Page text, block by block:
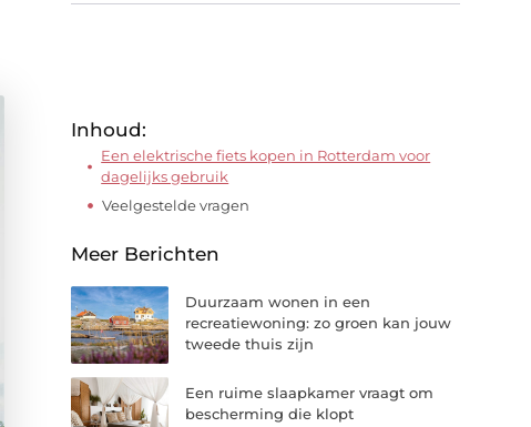
Inhoud:
Een elektrische fiets kopen in Rotterdam voor
dagelijks gebruik
Veelgestelde vragen
Meer Berichten
Duurzaam wonen in een
recreatiewoning: zo groen kan jouw
tweede thuis zijn
Een ruime slaapkamer vraagt om
bescherming die klopt